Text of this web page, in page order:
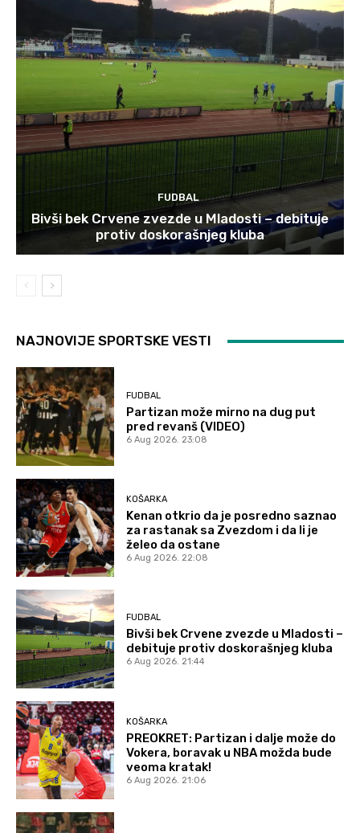
FUDBAL
Bivši bek Crvene zvezde u Mladosti – debituje
protiv doskorašnjeg kluba
NAJNOVIJE SPORTSKE VESTI
FUDBAL
Partizan može mirno na dug put
pred revanš (VIDEO)
6 Aug 2026. 23:08
KOŠARKA
Kenan otkrio da je posredno saznao
za rastanak sa Zvezdom i da li je
želeo da ostane
6 Aug 2026. 22:08
FUDBAL
Bivši bek Crvene zvezde u Mladosti –
debituje protiv doskorašnjeg kluba
6 Aug 2026. 21:44
KOŠARKA
PREOKRET: Partizan i dalje može do
Vokera, boravak u NBA možda bude
veoma kratak!
6 Aug 2026. 21:06